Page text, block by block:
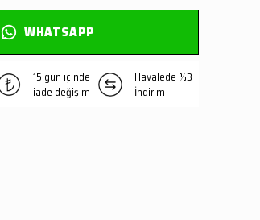
WHATSAPP
15 gün içinde
iade değişim
Havalede %3
İndirim